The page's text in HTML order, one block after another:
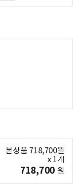
본상품 718,700원
x 1개
718,700 원